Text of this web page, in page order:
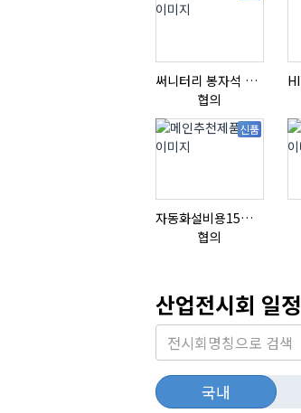
써니터리 봉자석 세트 SPECIAL , 봉자석 , 자석봉 , 호퍼용자석 , 전자석
협의
신품
자동화설비용15ml자동주입기
협의
산업전시회 일정
국내